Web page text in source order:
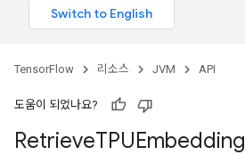
TensorFlow 리소스 JVM API
도움이 되었나요?
RetrieveTPUEmbedding